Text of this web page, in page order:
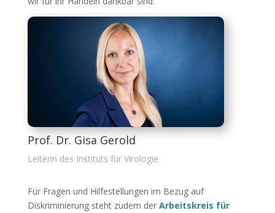
Prof. Dr. Gisa Gerold
Leiterin des Instituts für Virologie
Für Fragen und Hilfestellungen im Bezug auf
Diskriminierung steht zudem der Arbeitskreis für